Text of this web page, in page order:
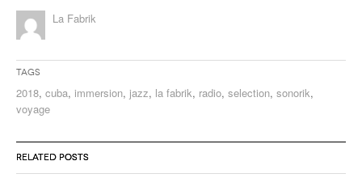
La Fabrik
Tags
2018, cuba, immersion, jazz, la fabrik, radio, selection, sonorik,
voyage
RELATED POSTS